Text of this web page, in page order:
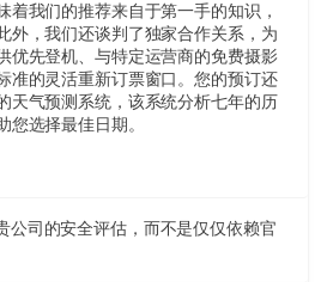
着我们的推荐来自于第一手的知识，
外，我们还谈判了独家合作关系，为
优先登机、与特定运营商的免费摄影
准的灵活重新订票窗口。您的预订还
天气预测系统，该系统分析七年的历
您选择最佳日期。
公司的安全评估，而不是仅仅依赖官